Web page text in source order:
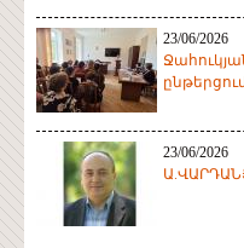
23/06/2026
23/06/2026